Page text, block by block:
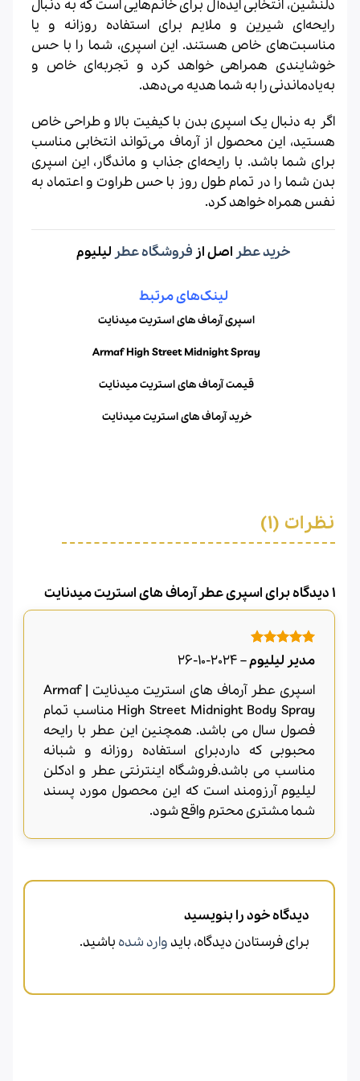
دلنشین، انتخابی ایده‌آل برای خانم‌هایی است که به دنبال
رایحه‌ای شیرین و ملایم برای استفاده روزانه و یا
مناسبت‌های خاص هستند. این اسپری، شما را با حس
خوشایندی همراهی خواهد کرد و تجربه‌ای خاص و
به‌یادماندنی را به شما هدیه می‌دهد.
اگر به دنبال یک اسپری بدن با کیفیت بالا و طراحی خاص
هستید، این محصول از آرماف می‌تواند انتخابی مناسب
برای شما باشد. با رایحه‌ای جذاب و ماندگار، این اسپری
بدن شما را در تمام طول روز با حس طراوت و اعتماد به
نفس همراه خواهد کرد.
خرید عطر اصل از فروشگاه عطر لیلیوم
لینک‌های مرتبط
اسپری آرماف های استریت میدنایت
Armaf High Street Midnight Spray
قیمت آرماف های استریت میدنایت
خرید آرماف های استریت میدنایت
نظرات (1)
1 دیدگاه برای اسپری عطر آرماف های استریت میدنایت
امتیاز 5از
5
مدیر لیلیوم–
2024-10-26
اسپری عطر آرماف های استریت میدنایت | Armaf
High Street Midnight Body Spray مناسب تمام
فصول سال می باشد. همچنین این عطر با رایحه
محبوبی که داردبرای استفاده روزانه و شبانه
مناسب می باشد.فروشگاه اینترنتی عطر و ادکلن
لیلیوم آرزومند است که این محصول مورد پسند
شما مشتری محترم واقع شود.
دیدگاه خود را بنویسید
برای فرستادن دیدگاه، باید وارد شده باشید.